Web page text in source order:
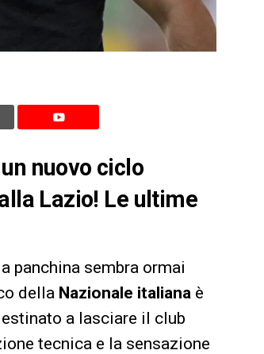
nuovo ciclo
Lazio! Le ultime
panchina sembra ormai
della Nazionale italiana è
a lasciare il club
tecnica e la sensazione